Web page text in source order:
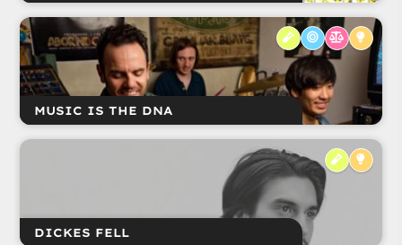
MUSIC IS THE DNA
DICKES FELL